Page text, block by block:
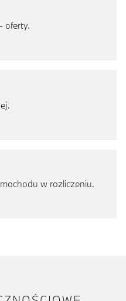
oferty.
w rozliczeniu.